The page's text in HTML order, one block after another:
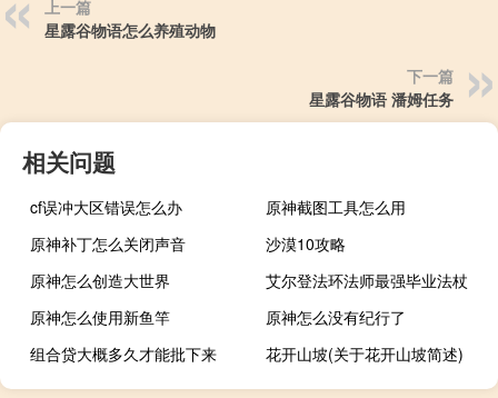
上一篇
星露谷物语怎么养殖动物
下一篇
星露谷物语 潘姆任务
相关问题
cf误冲大区错误怎么办
原神截图工具怎么用
原神补丁怎么关闭声音
沙漠10攻略
原神怎么创造大世界
艾尔登法环法师最强毕业法杖
原神怎么使用新鱼竿
原神怎么没有纪行了
组合贷大概多久才能批下来
花开山坡(关于花开山坡简述)